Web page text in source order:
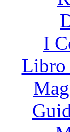
I
Libro